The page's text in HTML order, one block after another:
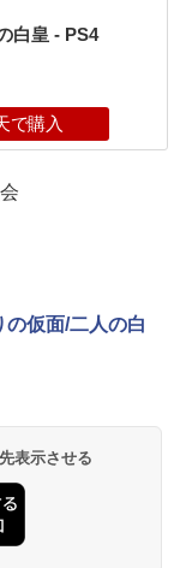
白皇 - PS4
で購入
の仮面/二人の白
表示させる